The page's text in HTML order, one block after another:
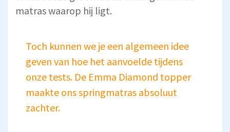
matras waarop hij ligt.
Toch kunnen we je een algemeen idee
geven van hoe het aanvoelde tijdens
onze tests. De Emma Diamond topper
maakte ons springmatras absoluut
zachter.